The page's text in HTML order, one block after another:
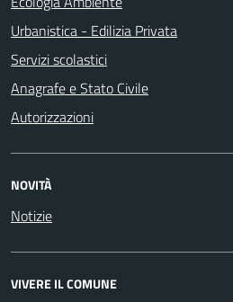
Urbanistica - Edilizia Privata
Servizi scolastici
Anagrafe e Stato Civile
Autorizzazioni
NOVITÀ
Notizie
VIVERE IL COMUNE